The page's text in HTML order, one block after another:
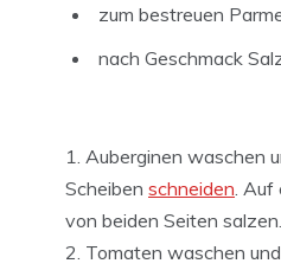
zum bestreuen
nach Geschmack
Auberginen waschen
Scheiben schneiden .
von beiden Seiten salzen.
Tomaten waschen